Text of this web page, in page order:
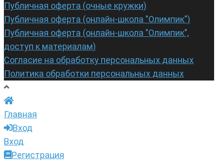
Публичная оферта (очные кружки)
Публичная оферта (онлайн-школа "Олимпик")
Публичная оферта (онлайн-школа "Олимпик",
доступ к материалам)
Согласие на обработку персональных данных
Политика обработки персональных данных
Главная
Вход
Вход
Регистрация